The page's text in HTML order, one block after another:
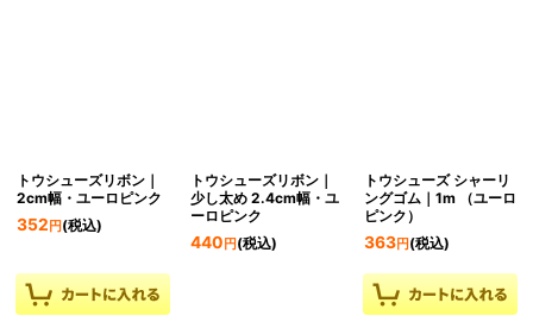
トウシューズリボン｜
2cm幅・ユーロピンク
352 円 (税込)
トウシューズリボン｜
少し太め 2.4cm幅・ユ
ーロピンク
440 円(税込)
トウシューズ シャーリ
ングゴム｜1m （ユーロ
ピンク）
363円(税込)